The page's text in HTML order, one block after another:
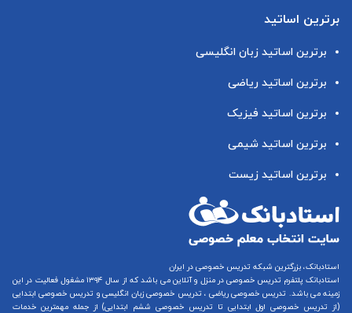
برترین اساتید
برترین اساتید زبان انگلیسی
برترین اساتید ریاضی
برترین اساتید فیزیک
برترین اساتید شیمی
برترین اساتید زیست
استادبانک، بزرگترین شبکه تدریس خصوصی در ایران
استادبانک پلتفرم تدریس خصوصی در منزل و آنلاین
می باشد که از سال ۱۳۹۴ مشغول فعالیت در این
زمینه می باشد. تدریس خصوصی ریاضی ، تدریس خصوصی زبان انگلیسیو تدریس خصوصی ابتدایی
(از تدریس خصوصی اول ابتدایی تا تدریس خصوصی ششم ابتدایی) از جمله مهمترین خدمات